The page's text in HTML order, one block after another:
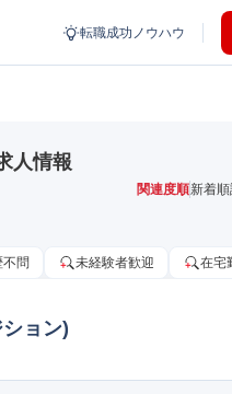
転職成功ノウハウ
人情報
関連度順新着順
不問 未経験者歓迎 在宅
ョン)